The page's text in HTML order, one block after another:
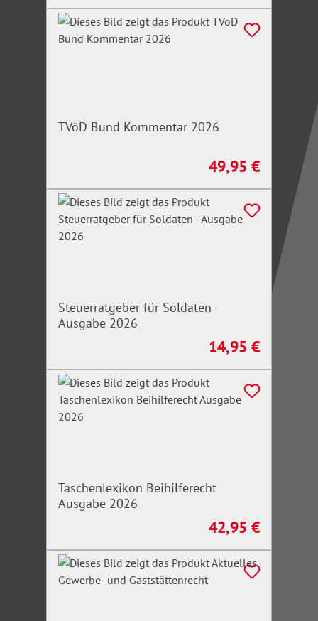
TVöD Bund Kommentar 2026
Regulärer Preis:
49,95 €
Steuerratgeber für Soldaten -
Ausgabe 2026
Regulärer Preis:
14,95 €
Taschenlexikon Beihilferecht
Ausgabe 2026
Regulärer Preis:
42,95 €